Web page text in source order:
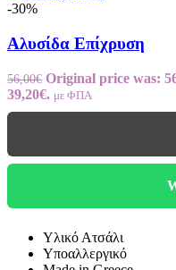
-30%
Αλυσίδα Επίχρυση
56,00€ Original price was:
39,20€. με ΦΠΑ
Υλικό Ατσάλι
Υποαλλεργικό